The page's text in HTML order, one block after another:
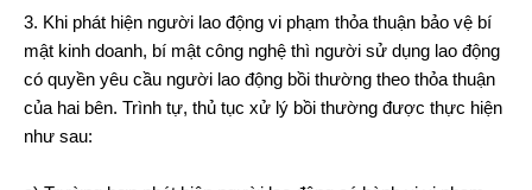
3. Khi phát hiện người lao động vi phạm thỏa thuận bảo vệ bí
mật kinh doanh, bí mật công nghệ thì người sử dụng lao động
có quyền yêu cầu người lao động bồi thường theo thỏa thuận
của hai bên. Trình tự, thủ tục xử lý bồi thường được thực hiện
như sau: